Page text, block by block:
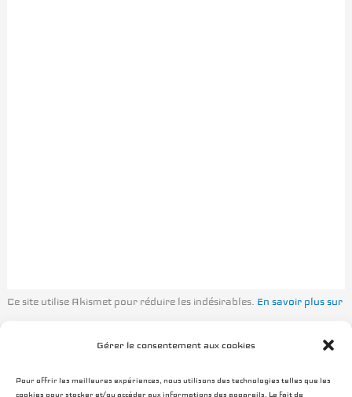
Gérer le consentement aux cookies
Pour offrir les meilleures expériences, nous utilisons des technologies telles que les
cookies pour stocker et/ou accéder aux informations des appareils. Le fait de
Ce site utilise Akismet pour réduire les indésirables. En savoir plus sur